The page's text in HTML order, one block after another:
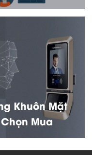
Khuôn Mặt
Mua